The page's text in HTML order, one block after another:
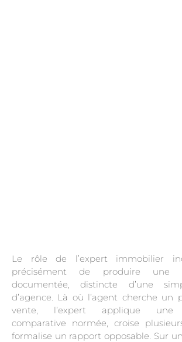
Le rôle de l’expert immobilier
précisément de produire une
documentée, distincte d’une
d’agence. Là où l’agent cherche un
vente, l’expert applique une
comparative normée, croise
formalise un rapport opposable. Sur